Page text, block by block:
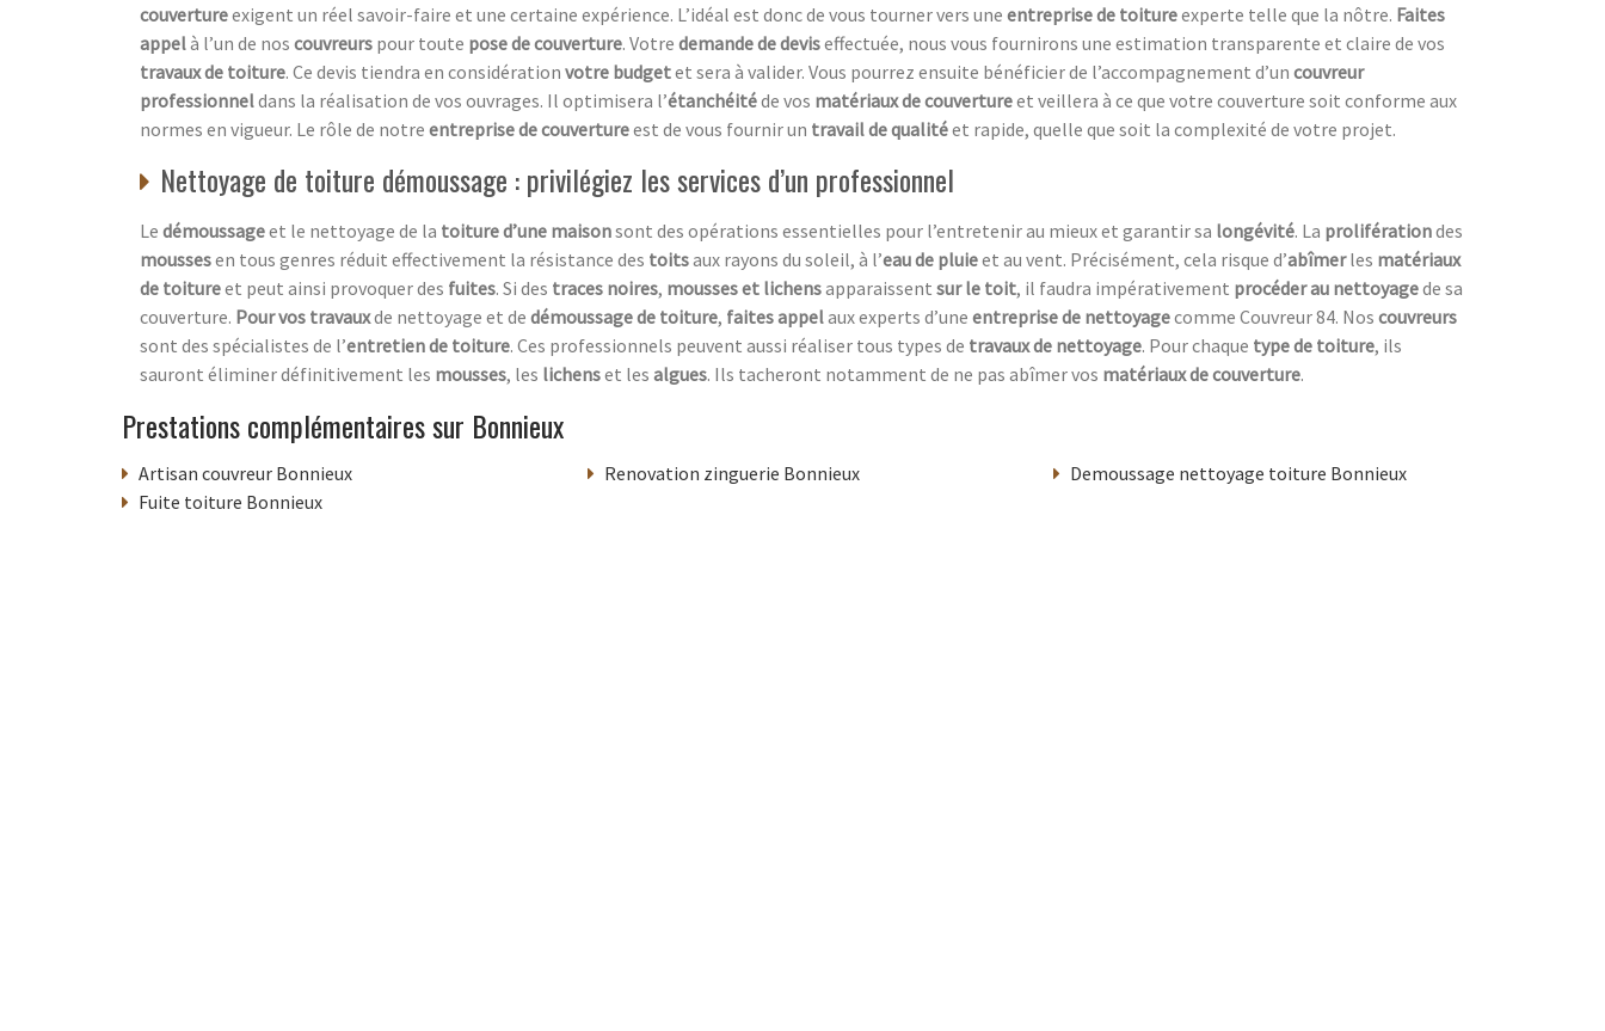
couvertureexigent un réel savoir-faire et une certaine expérience. L’idéal est donc de vous tourner vers une entreprise de toitureexperte telle que la nôtre. Faites
appelà l’un de nos couvreurs pour toute pose de couverture. Votre demande de deviseffectuée, nous vous fournirons une estimation transparente et claire de vos
travaux de toiture. Ce devis tiendra en considération votre budgetet sera à valider. Vous pourrez ensuite bénéficier de l’accompagnement d’un couvreur
professionneldans la réalisation de vos ouvrages. Il optimisera l’étanchéitéde vos matériaux de couvertureet veillera à ce que votre couverture soit conforme aux
normes en vigueur. Le rôle de notre entreprise de couvertureest de vous fournir un travail de qualitéet rapide, quelle que soit la complexité de votre projet.
Nettoyage de toiture démoussage : privilégiez les services d’un professionnel
Le démoussageet le nettoyage de la toiture d’une maisonsont des opérations essentielles pour l’entretenir au mieux et garantir sa longévité. La proliférationdes
moussesen tous genres réduit effectivement la résistance des toitsaux rayons du soleil, à l’eau de pluieet au vent. Précisément, cela risque d’abîmerles matériaux
de toitureet peut ainsi provoquer des fuites. Si des traces noires, mousses et lichensapparaissent sur le toit, il faudra impérativement procéder au nettoyagede sa
couverture. Pour vos travauxde nettoyage et de démoussage de toiture, faites appelaux experts d’une entreprise de nettoyagecomme Couvreur 84. Nos couvreurs
sont des spécialistes de l’entretien de toiture. Ces professionnels peuvent aussi réaliser tous types de travaux de nettoyage. Pour chaque type de toiture, ils
sauront éliminer définitivement les mousses, les lichenset les algues. Ils tacheront notamment de ne pas abîmer vos matériaux de couverture.
Prestations complémentaires sur Bonnieux
Artisan couvreur Bonnieux
Fuite toiture Bonnieux
Renovation zinguerie Bonnieux Demoussage nettoyage toiture Bonnieux